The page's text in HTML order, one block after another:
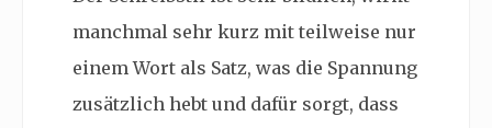
manchmal sehr kurz mit teilweise nur
einem Wort als Satz, was die Spannung
zusätzlich hebt und dafür sorgt, dass